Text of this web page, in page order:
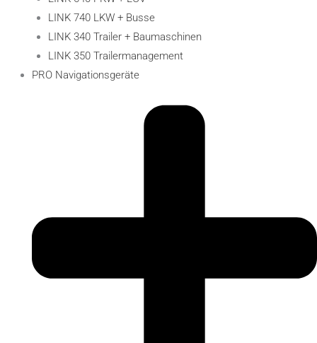
LINK 740 LKW + Busse
LINK 340 Trailer + Baumaschinen
LINK 350 Trailermanagement
PRO Navigationsgeräte